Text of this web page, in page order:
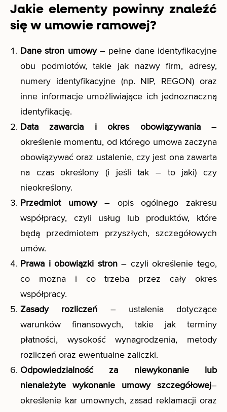
Jakie elementy powinny znaleźć
się w umowie ramowej?
Dane stron umowy– pełne dane identyfikacyjne
obu podmiotów, takie jak nazwy firm, adresy,
numery identyfikacyjne (np. NIP, REGON) oraz
inne informacje umożliwiające ich jednoznaczną
identyfikację.
Data zawarcia i okres obowiązywania–
określenie momentu, od którego umowa zaczyna
obowiązywać oraz ustalenie, czy jest ona zawarta
na czas określony (i jeśli tak – to jaki) czy
nieokreślony.
Przedmiot umowy– opis ogólnego zakresu
współpracy, czyli usług lub produktów, które
będą przedmiotem przyszłych, szczegółowych
umów.
Prawa i obowiązki stron– czyli określenie tego,
co można i co trzeba przez cały okres
współpracy.
Zasady rozliczeń – ustalenia dotyczące
warunków finansowych, takie jak terminy
płatności, wysokość wynagrodzenia, metody
rozliczeń oraz ewentualne zaliczki.
Odpowiedzialność za niewykonanie lub
nienależyte wykonanie umowy szczegółowej–
określenie kar umownych, zasad reklamacji oraz